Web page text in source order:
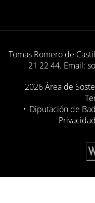
Tomas Romero de
21 22 44. Email:
2026 Área de
• Diputación de
Privacidad